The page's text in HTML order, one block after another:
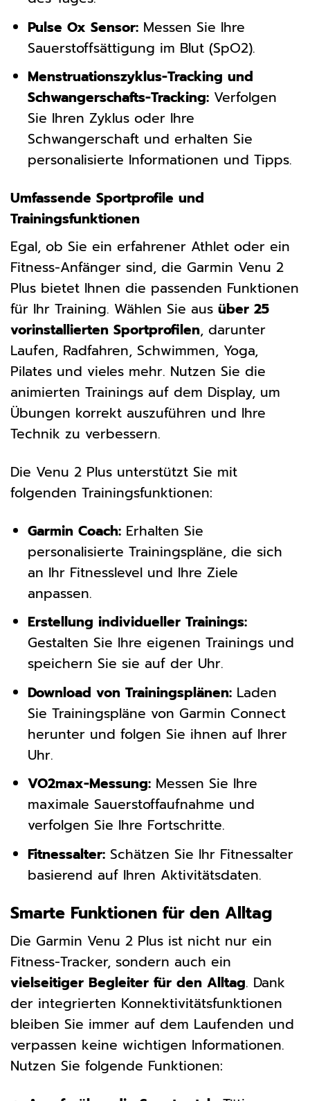
Pulse Ox Sensor:Messen Sie Ihre
Sauerstoffsättigung im Blut (SpO2).
Menstruationszyklus-Tracking und
Schwangerschafts-Tracking:Verfolgen
Sie Ihren Zyklus oder Ihre
Schwangerschaft und erhalten Sie
personalisierte Informationen und Tipps.
Umfassende Sportprofile und
Trainingsfunktionen
Egal, ob Sie ein erfahrener Athlet oder ein
Fitness-Anfänger sind, die Garmin Venu 2
Plus bietet Ihnen die passenden Funktionen
für Ihr Training. Wählen Sie aus über 25
vorinstallierten Sportprofilen, darunter
Laufen, Radfahren, Schwimmen, Yoga,
Pilates und vieles mehr. Nutzen Sie die
animierten Trainings auf dem Display, um
Übungen korrekt auszuführen und Ihre
Technik zu verbessern.
Die Venu 2 Plus unterstützt Sie mit
folgenden Trainingsfunktionen:
Garmin Coach:Erhalten Sie
personalisierte Trainingspläne, die sich
an Ihr Fitnesslevel und Ihre Ziele
anpassen.
Erstellung individueller Trainings:
Gestalten Sie Ihre eigenen Trainings und
speichern Sie sie auf der Uhr.
Download von Trainingsplänen:Laden
Sie Trainingspläne von Garmin Connect
herunter und folgen Sie ihnen auf Ihrer
Uhr.
VO2max-Messung:Messen Sie Ihre
maximale Sauerstoffaufnahme und
verfolgen Sie Ihre Fortschritte.
Fitnessalter:Schätzen Sie Ihr Fitnessalter
basierend auf Ihren Aktivitätsdaten.
Smarte Funktionen für den Alltag
Die Garmin Venu 2 Plus ist nicht nur ein
Fitness-Tracker, sondern auch ein
vielseitiger Begleiter für den Alltag. Dank
der integrierten Konnektivitätsfunktionen
bleiben Sie immer auf dem Laufenden und
verpassen keine wichtigen Informationen.
Nutzen Sie folgende Funktionen: